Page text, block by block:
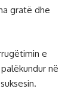
gratë dhe
e
në